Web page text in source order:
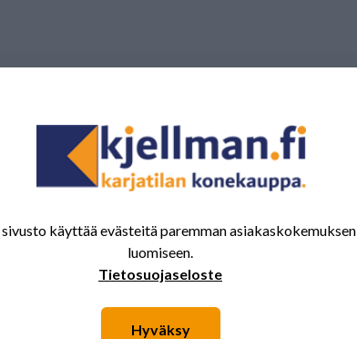
kiinnostaa myös nämä tuotteet.
sivusto käyttää evästeitä paremman asiakaskokemuksen
luomiseen.
Tietosuojaseloste
Hyväksy